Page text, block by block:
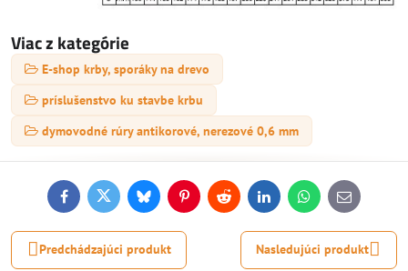
Viac z kategórie
E-shop krby, sporáky na drevo
príslušenstvo ku stavbe krbu
dymovodné rúry antikorové, nerezové 0,6 mm
FacebookTwitterBlueskyPinterestReddit LinkedInWhatsApp
E-
mail
Predchádzajúci produkt Nasledujúci produkt